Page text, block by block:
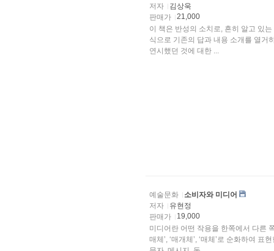
저자
김상욱
판매가
21,000
이 책은 반성의 소치로, 흔히 알고 있
식으로 기존의 답과 내용 소개를 열거
연시했던 것에 대한 ...
예술문화
소비자와 미디어
저자
유현정
판매가
19,000
미디어란 어떤 작용을 한쪽에서 다른
매체’, ‘매개체’, ‘매체’로 순화하여